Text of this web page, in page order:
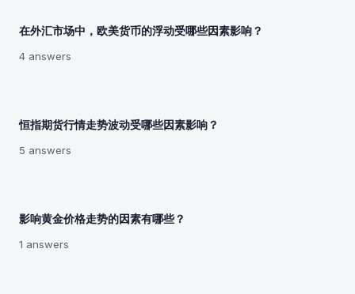
在外汇市场中，欧美货币的浮动受哪些因素影响？
4 answers
恒指期货行情走势波动受哪些因素影响？
5 answers
影响黄金价格走势的因素有哪些？
1 answers